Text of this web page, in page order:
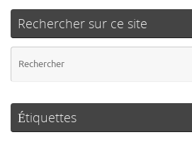
Rechercher sur ce site
Étiquettes